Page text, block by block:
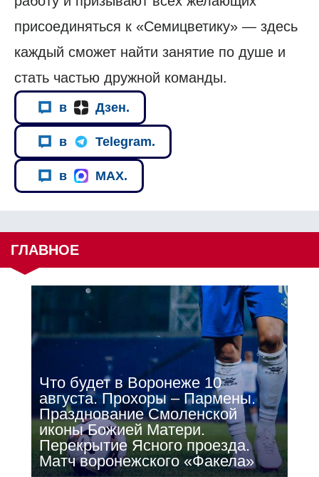
присоединяться к «Семицветику» — здесь
каждый сможет найти занятие по душе и
стать частью дружной команды.
в Дзен.
в Telegram.
в MAX.
ГЛАВНОЕ
Что будет в Воронеже 10
августа. Прохоры – Пармены.
Празднование Смоленской
иконы Божией Матери.
Перекрытие Ясного проезда.
Матч воронежского «Факела»